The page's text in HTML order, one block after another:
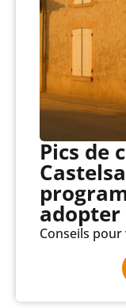
Pics de
adopter
Conseils